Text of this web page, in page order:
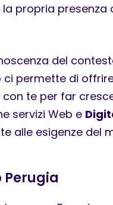
propria presenza
del
permette di
te per far
servizi Web e
alle esigenze del
Perugia